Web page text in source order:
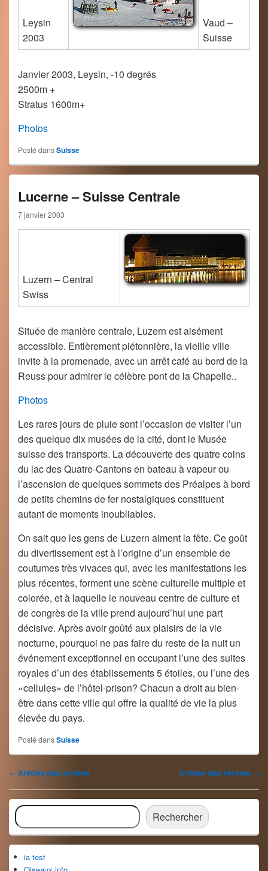
Leysin
2003
Vaud –
Suisse
Janvier 2003, Leysin, -10 degrés
2500m +
Stratus 1600m+
Photos
Posté dansSuisse
Lucerne – Suisse Centrale
7 janvier 2003
Luzern – Central
Swiss
Située de manière centrale, Luzern est aisément
accessible. Entièrement piétonnière, la vieille ville
invite à la promenade, avec un arrêt café au bord de la
Reuss pour admirer le célèbre pont de la Chapelle..
Photos
Les rares jours de pluie sont l’occasion de visiter l’un
des quelque dix musées de la cité, dont le Musée
suisse des transports. La découverte des quatre coins
du lac des Quatre-Cantons en bateau à vapeur ou
l’ascension de quelques sommets des Préalpes à bord
de petits chemins de fer nostalgiques constituent
autant de moments inoubliables.
On sait que les gens de Luzern aiment la fête. Ce goût
du divertissement est à l’origine d’un ensemble de
coutumes très vivaces qui, avec les manifestations les
plus récentes, forment une scène culturelle multiple et
colorée, et à laquelle le nouveau centre de culture et
de congrès de la ville prend aujourd’hui une part
décisive. Après avoir goûté aux plaisirs de la vie
nocturne, pourquoi ne pas faire du reste de la nuit un
événement exceptionnel en occupant l’une des suites
royales d’un des établissements 5 étoiles, ou l’une des
«cellules» de l’hôtel-prison? Chacun a droit au bien-
être dans cette ville qui offre la qualité de vie la plus
élevée du pays.
Posté dansSuisse
Navigation
les
articles
← Articles plus anciens Articles plus récents →
Zone
principale
de
widget
pour
la
barre
Rechercher Rechercher
ia test